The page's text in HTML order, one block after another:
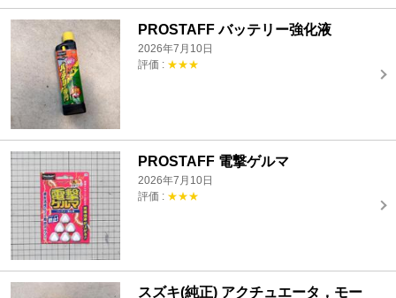
PROSTAFF バッテリー強化液
2026年7月10日
評価 : ★★★
PROSTAFF 電撃ゲルマ
2026年7月10日
評価 : ★★★
スズキ(純正) アクチュエータ，モー